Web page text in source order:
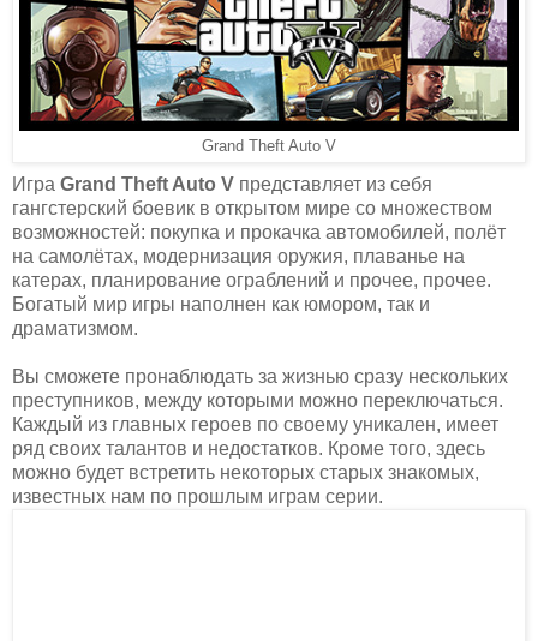
Grand Theft Auto V
Игра Grand Theft Auto V представляет из себя
гангстерский боевик в открытом мире со множеством
возможностей: покупка и прокачка автомобилей, полёт
на самолётах, модернизация оружия, плаванье на
катерах, планирование ограблений и прочее, прочее.
Богатый мир игры наполнен как юмором, так и
драматизмом.
Вы сможете пронаблюдать за жизнью сразу нескольких
преступников, между которыми можно переключаться.
Каждый из главных героев по своему уникален, имеет
ряд своих талантов и недостатков. Кроме того, здесь
можно будет встретить некоторых старых знакомых,
известных нам по прошлым играм серии.